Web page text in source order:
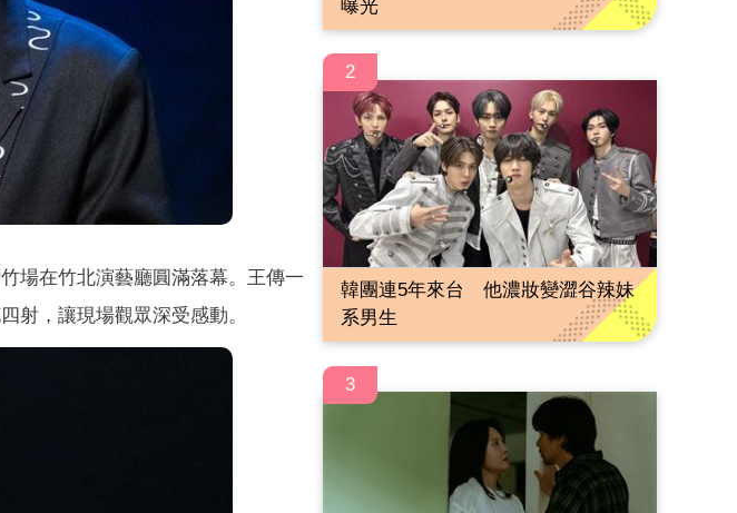
場在竹北演藝廳圓滿落幕。王傳一
射，讓現場觀眾深受感動。
曝光
2
韓團連5年來台 他濃妝變澀谷辣妹
系男生
3